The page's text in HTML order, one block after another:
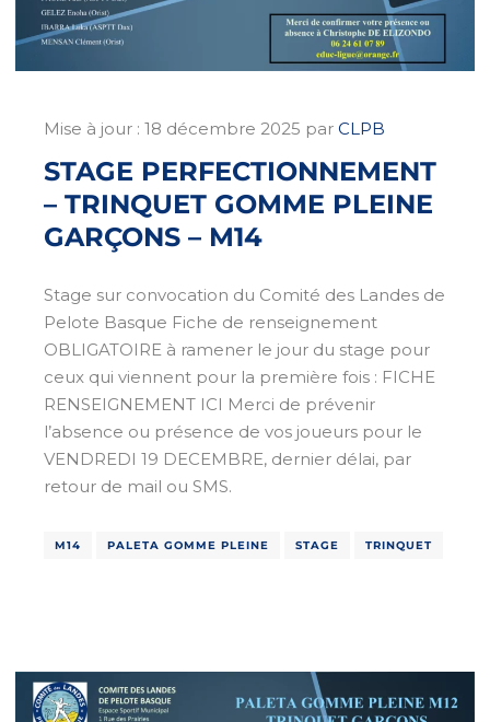
Mise à jour : 18 décembre 2025 par CLPB
STAGE PERFECTIONNEMENT
– TRINQUET GOMME PLEINE
GARÇONS – M14
Stage sur convocation du Comité des Landes de
Pelote Basque Fiche de renseignement
OBLIGATOIRE à ramener le jour du stage pour
ceux qui viennent pour la première fois : FICHE
RENSEIGNEMENT ICI Merci de prévenir
l’absence ou présence de vos joueurs pour le
VENDREDI 19 DECEMBRE, dernier délai, par
retour de mail ou SMS.
M14 PALETA GOMME PLEINE STAGE TRINQUET